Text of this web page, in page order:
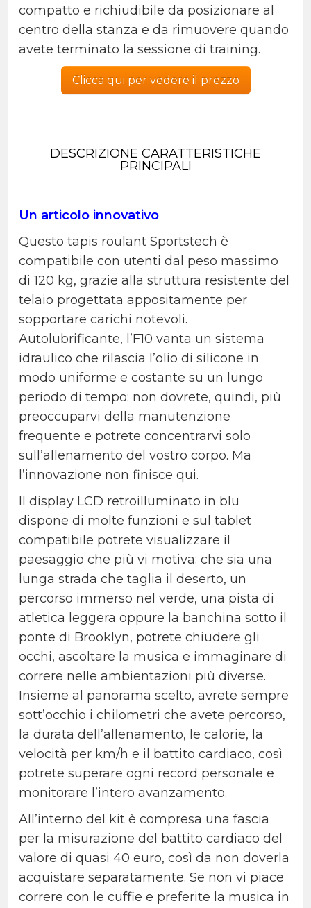
compatto e richiudibile da posizionare al
centro della stanza e da rimuovere quando
avete terminato la sessione di training.
Clicca qui per vedere il prezzo
DESCRIZIONE CARATTERISTICHE
PRINCIPALI
Un articolo innovativo
Questo tapis roulant Sportstech è
compatibile con utenti dal peso massimo
di 120 kg, grazie alla struttura resistente del
telaio progettata appositamente per
sopportare carichi notevoli.
Autolubrificante, l’F10 vanta un sistema
idraulico che rilascia l’olio di silicone in
modo uniforme e costante su un lungo
periodo di tempo: non dovrete, quindi, più
preoccuparvi della manutenzione
frequente e potrete concentrarvi solo
sull’allenamento del vostro corpo. Ma
l’innovazione non finisce qui.
Il display LCD retroilluminato in blu
dispone di molte funzioni e sul tablet
compatibile potrete visualizzare il
paesaggio che più vi motiva: che sia una
lunga strada che taglia il deserto, un
percorso immerso nel verde, una pista di
atletica leggera oppure la banchina sotto il
ponte di Brooklyn, potrete chiudere gli
occhi, ascoltare la musica e immaginare di
correre nelle ambientazioni più diverse.
Insieme al panorama scelto, avrete sempre
sott’occhio i chilometri che avete percorso,
la durata dell’allenamento, le calorie, la
velocità per km/h e il battito cardiaco, così
potrete superare ogni record personale e
monitorare l’intero avanzamento.
All’interno del kit è compresa una fascia
per la misurazione del battito cardiaco del
valore di quasi 40 euro, così da non doverla
acquistare separatamente. Se non vi piace
correre con le cuffie e preferite la musica in